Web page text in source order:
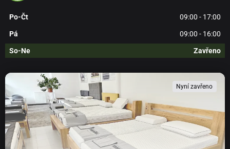
Po-Čt 09:00 - 17:00
Pá 09:00 - 16:00
So-Ne Zavřeno
Nyní zavřeno